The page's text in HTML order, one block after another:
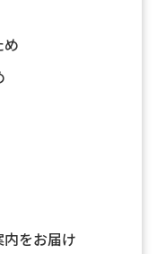
をお届け